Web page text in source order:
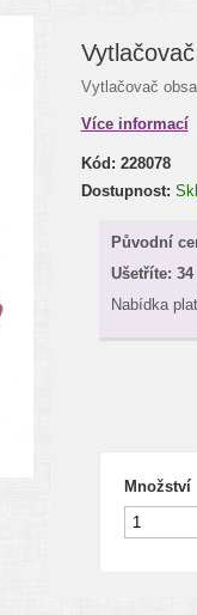
Vytlačovač
Více informací
Kód: 228078
Dostupnost:
Původní
Ušetříte: 34
Nabídka
Množství